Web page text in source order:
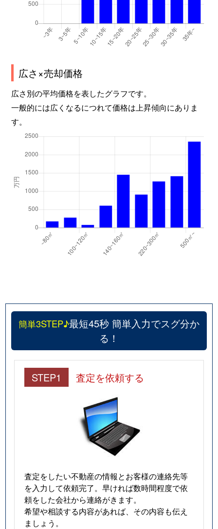
広さ×売却価格
広さ別の平均価格を表したグラフです。
一般的には広くなるにつれて価格は上昇傾向にありま
す。
簡単3STEP♪最短45秒 簡単入力でスグ分か
る！
STEP1 査定を依頼する
査定をしたい不動産の情報とお客様の連絡先等
を入力して依頼完了。早ければ数時間程度で依
頼をした会社から連絡がきます。
希望や相談する内容があれば、その内容も伝え
ましょう。